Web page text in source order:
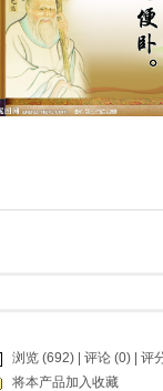
浏览 (692) | 评论 (0) | 评
将本产品加入收藏